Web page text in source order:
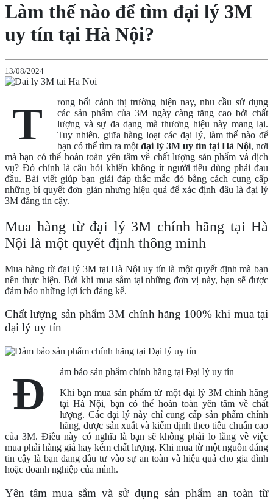
Làm thế nào để tìm đại lý 3M
uy tín tại Hà Nội?
13/08/2024
T
rong bối cảnh thị trường hiện nay, nhu cầu sử dụng
các sản phẩm của 3M ngày càng tăng cao bởi chất
lượng và sự đa dạng mà thương hiệu này mang lại.
Tuy nhiên, giữa hàng loạt các đại lý, làm thế nào để
bạn có thể tìm ra mộtđại lý 3M uy tín tại Hà Nội, nơi
mà bạn có thể hoàn toàn yên tâm về chất lượng sản phẩm và dịch
vụ? Đó chính là câu hỏi khiến không ít người tiêu dùng phải đau
đầu. Bài viết giúp bạn giải đáp thắc mắc đó bằng cách cung cấp
những bí quyết đơn giản nhưng hiệu quả để xác định đâu là đại lý
3M đáng tin cậy.
Mua hàng từ đại lý 3M chính hãng tại Hà
Nội là một quyết định thông minh
Mua hàng từ đại lý 3M tại Hà Nội uy tín là một quyết định mà bạn
nên thực hiện. Bởi khi mua sắm tại những đơn vị này, bạn sẽ được
đảm bảo những lợi ích đáng kể.
Chất lượng sản phẩm 3M chính hãng 100% khi mua tại
đại lý uy tín
Đ
ảm bảo sản phẩm chính hãng tại Đại lý uy tín
Khi bạn mua sản phẩm từ một đại lý 3M chính hãng
tại Hà Nội, bạn có thể hoàn toàn yên tâm về chất
lượng. Các đại lý này chỉ cung cấp sản phẩm chính
hãng, được sản xuất và kiểm định theo tiêu chuẩn cao
của 3M. Điều này có nghĩa là bạn sẽ không phải lo lắng về việc
mua phải hàng giả hay kém chất lượng. Khi mua từ một nguồn đáng
tin cậy là bạn đang đầu tư vào sự an toàn và hiệu quả cho gia đình
hoặc doanh nghiệp của mình.
Yên tâm mua sắm và sử dụng sản phẩm an toàn từ